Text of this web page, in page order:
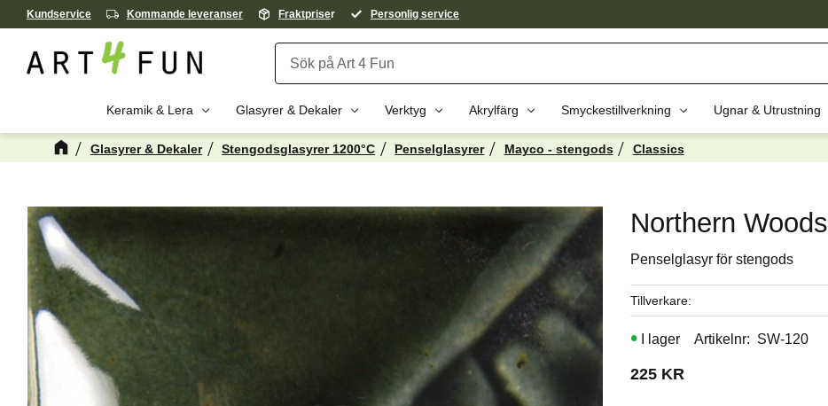
Kundservice Kommande leveranser Fraktpriser Personlig service
Keramik & Lera Glasyrer & Dekaler Verktyg Akrylfärg Smyckestillverkning Ugnar & Utrustning
Glasyrer & Dekaler Stengodsglasyrer 1200°C Penselglasyrer Mayco - stengods Classics
Kanske någon av dessa produkter kan intressera dig?
Northern Woods
Penselglasyr för stengods
225KR
I lager Artikelnr SW-120
Tillverkare